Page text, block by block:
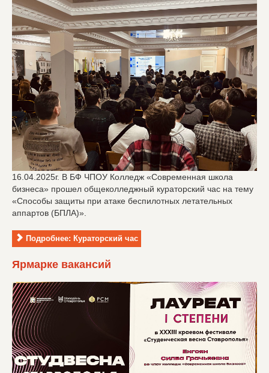
16.04.2025г. В БФ ЧПОУ Колледж «Современная школа
бизнеса» прошел общеколледжный кураторский час на тему
«Способы защиты при атаке беспилотных летательных
аппартов (БПЛА)».
Подробнее: Кураторский час
Ярмарке вакансий